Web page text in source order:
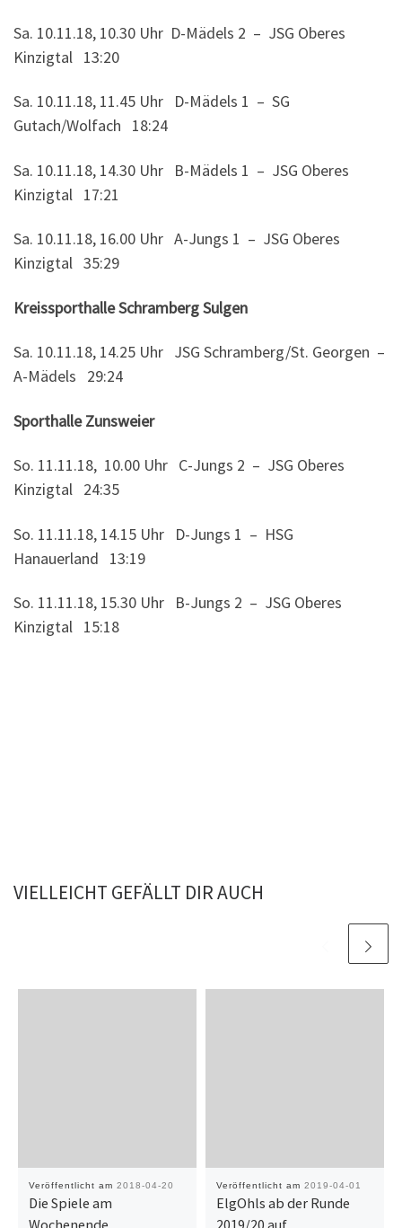
Sa. 10.11.18, 10.30 Uhr D-Mädels 2 – JSG Oberes
Kinzigtal 13:20
Sa. 10.11.18, 11.45 Uhr D-Mädels 1 – SG
Gutach/Wolfach 18:24
Sa. 10.11.18, 14.30 Uhr B-Mädels 1 – JSG Oberes
Kinzigtal 17:21
Sa. 10.11.18, 16.00 Uhr A-Jungs 1 – JSG Oberes
Kinzigtal 35:29
Kreissporthalle Schramberg Sulgen
Sa. 10.11.18, 14.25 Uhr JSG Schramberg/St. Georgen –
A-Mädels 29:24
Sporthalle Zunsweier
So. 11.11.18, 10.00 Uhr C-Jungs 2 – JSG Oberes
Kinzigtal 24:35
So. 11.11.18, 14.15 Uhr D-Jungs 1 – HSG
Hanauerland 13:19
So. 11.11.18, 15.30 Uhr B-Jungs 2 – JSG Oberes
Kinzigtal 15:18
VIELLEICHT GEFÄLLT DIR AUCH
Veröffentlicht am 2018-04-20
Die Spiele am
Wochenende
Veröffentlicht am 2019-04-01
ElgOhls ab der Runde
2019/20 auf